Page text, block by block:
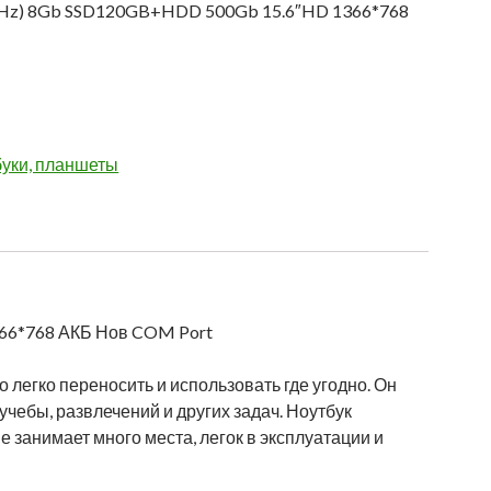
8Gb SSD120GB+HDD 500Gb 15.6″HD 1366*768
планшеты
АКБ Нов COM Port
переносить и использовать где угодно. Он
развлечений и других задач. Ноутбук
много места, легок в эксплуатации и